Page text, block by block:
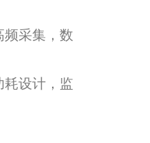
采集，数
设计，监